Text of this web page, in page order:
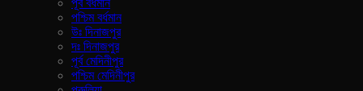
পূর্ব বর্ধমান
পশ্চিম বর্ধমান
উঃ দিনাজপুর
দঃ দিনাজপুর
পূর্ব মেদিনীপুর
পশ্চিম মেদিনীপুর